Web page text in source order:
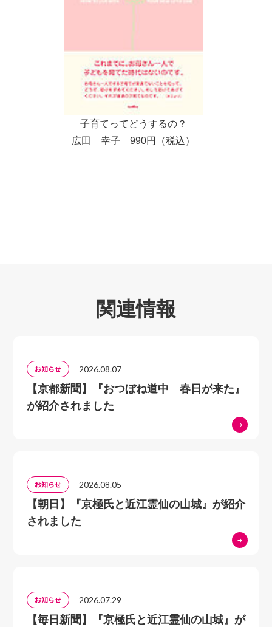
子育てってどうするの？
広田 幸子 990円（税込）
関連情報
お知らせ 2026.08.07
【京都新聞】『おつぼね道中 春日が来た』
が紹介されました
お知らせ 2026.08.05
【朝日】『京極氏と近江霊仙の山城』が紹介
されました
お知らせ 2026.07.29
【毎日新聞】『京極氏と近江霊仙の山城』が